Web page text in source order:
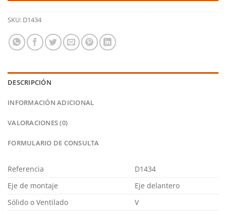
SKU: D1434
DESCRIPCIÓN
INFORMACIÓN ADICIONAL
VALORACIONES (0)
FORMULARIO DE CONSULTA
Referencia
D1434
Eje de montaje
Eje delantero
Sólido o Ventilado
V